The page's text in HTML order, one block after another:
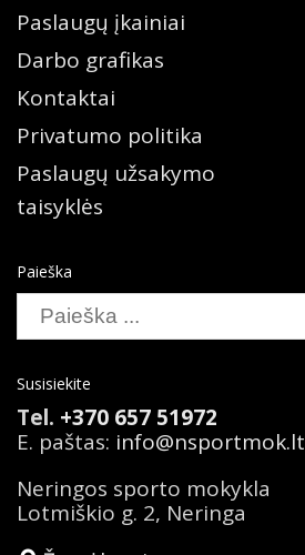
Paslaugų įkainiai
Darbo grafikas
Kontaktai
Privatumo politika
Paslaugų užsakymo
taisyklės
Paieška
Susisiekite
Tel. +370 657 51972
E. paštas: info@nsportmok.lt
Neringos sporto mokykla
Lotmiškio g. 2, Neringa